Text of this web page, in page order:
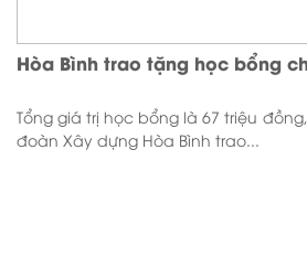
Hòa Bình trao tặng học bổng
Tổng giá trị học bổng là 67 triệu
đoàn Xây dựng Hòa Bình trao...